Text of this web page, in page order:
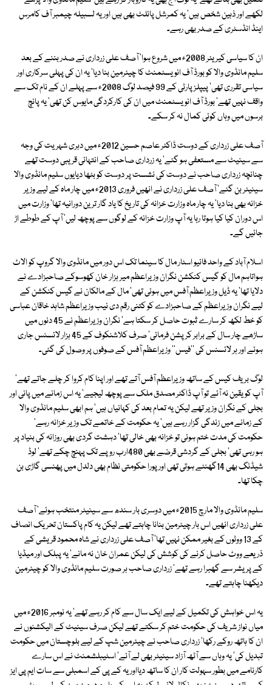
لکھے اور ذہین شخص ہیں' یہ کمرشل پائلٹ بھی ہیں اور یہ لسبیلہ چیمبر آف کامرس
اینڈ انڈسٹری کے صدر بھی رہے۔
ان کا سیاسی کیریئر 2008ء میں شروع ہوا' آصف علی زرداری نے صدر بننے کے بعد
سلیم مانڈوی والا کو بورڈ آف انویسٹمنٹ کا چیئرمین بنا دیا' یہ ان کی پہلی سرکاری اور
سیاسی تقرری تھی' پیپلز پارٹی کے 99 فیصد لوگ 2008ء سے پہلے ان کے نام تک سے
واقف نہیں تھے' بورڈ آف انویسٹمنٹ میں ان کی کارکردگی مایوس کن تھی' یہ پانچ
برسوں میں وہاں کوئی کمال نہ کر سکے۔
آصف علی زرداری کے دوست ڈاکٹر عاصم حسین 2012ء میں دہری شہریت کی وجہ
سے سینیٹ سے مستعفی ہو گئے' یہ زرداری صاحب کے انتہائی قریبی دوست تھے
چنانچہ زرداری صاحب نے دوست کی نشست پر دوست کو بٹھا دیایوں سلیم مانڈوی والا
سینیٹر بن گئے' آصف علی زرداری نے انھیں فروری 2013ء میں چار ماہ کے لیے وزیر
خزانہ بھی بنا دیا' یہ چار ماہ وزارت خزانہ کی تاریخ کا یاد گار ترین دورانیہ تھا' وزارت میں
اس دوران کیا کیا ہوتا رہا یہ آپ وزارت خزانہ کے لوگوں سے پوچھ لیں' آپ کے طوطے اڑ
جائیں گے۔
اسلام آباد کے واحد فائیو اسٹار مال کا سینما تک اس دور میں مانڈوی والا گروپ کو الاٹ
ہواتاہم مال کو گیس کنکشن نگران وزیراعظم میر ہزار خان کھوسوکے صاحبزادے نے
دلایا تھا' یہ ڈیل وزیراعظم آفس میں ہوئی تھی' مال کے مالکان نے گیس کنکشن کے
لیے نگران وزیراعظم کے صاحبزادے کو کتنی رقم دی نیب وزیراعظم شاہد خاقان عباسی
کو خط لکھ کر سارے ثبوت حاصل کر سکتا ہے' نگران وزیراعظم نے 45 دنوں میں
ساڑھے چار سال کے برابر کرپشن فرمائی' صرف کلاشنکوف کے 45 ہزار لائسنس جاری
ہوئے اور ہر لائسنس کی ''فیس'' وزیراعظم آفس کے صوفوں پر وصول کی گئی۔
لوگ بریف کیس کے ساتھ وزیراعظم آفس آتے تھے اور اپنا کام کروا کر چلے جاتے تھے'
آپ کو یقین نہ آئے تو آپ ڈاکٹر مصدق ملک سے پوچھ لیجیے' یہ اس زمانے میں پانی اور
بجلی کے نگران وزیر تھے لیکن یہ تمام بعد کی کہانیاں ہیں' ہم ابھی سلیم مانڈوی والا
کے زمانے میں زندگی گزار رہے ہیں' یہ حکومت کے خاتمے تک وزیر خزانہ رہے'
حکومت کی مدت ختم ہوئی تو خزانہ بھی خالی تھا' دہشت گردی بھی روزانہ کی بنیاد پر
ہو رہی تھی' بجلی کے گردشی قرضے بھی 480ارب روپے تک پہنچ چکے تھے' لوڈ
شیڈنگ بھی 14گھنٹے ہوتی تھی اور پورا حکومتی نظام بھی دلدل میں پھنسی گاڑی بن
چکا تھا۔
سلیم مانڈوی والا مارچ 2015ء میں دوسری بار سندھ سے سینیٹر منتخب ہوئے' آصف
علی زرداری انھیں اس بار چیئرمین بنانا چاہتے تھے لیکن یہ کام پاکستان تحریک انصاف
کے 13 ووٹوں کے بغیر ممکن نہیں تھا' آصف علی زرداری نے شاہ محمود قریشی کے
ذریعے ووٹ حاصل کرنے کی کوشش کی لیکن عمران خان نہ مانے' یہ پبلک اور میڈیا
کے پریشر سے گھبرا رہے تھے' زرداری صاحب ہر صورت سلیم مانڈوی والا کو چیئرمین
دیکھنا چاہتے تھے۔
یہ اس خواہش کی تکمیل کے لیے ایک سال سے کام کر رہے تھے' یہ نومبر 2016ء میں
میاں نواز شریف کی حکومت ختم کر سکتے تھے لیکن صرف سینیٹ کے الیکشنوں نے
ان کا ہاتھ روکے رکھا' زرداری صاحب نے چیئرمین شپ کے لیے بلوچستان میں حکومت
تبدیل کی' یہ وہاں سے آٹھ آزاد سینیٹر بھی لے آئے' اسٹیبلشمنٹ نے اس سارے
کارنامے میں بطور سہولت کار ان کا ساتھ دیااور یہ کے پی کے اسمبلی سے سات ایم پی ایز